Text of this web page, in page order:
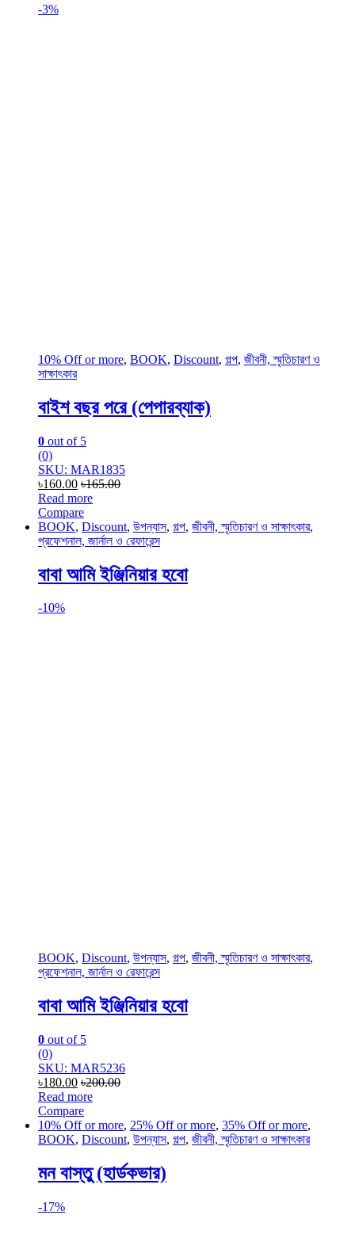
-3%
10% Off or more, BOOK, Discount, গল্প, জীবনী, স্মৃতিচারণ ও
সাক্ষাৎকার
বাইশ বছর পরে (পেপারব্যাক)
0 out of 5
(0)
SKU: MAR1835
৳160.00 ৳165.00
Read more
Compare
BOOK, Discount, উপন্যাস, গল্প, জীবনী, স্মৃতিচারণ ও সাক্ষাৎকার,
প্রফেশনাল, জার্নাল ও রেফারেন্স
বাবা আমি ইঞ্জিনিয়ার হবো
-10%
BOOK, Discount, উপন্যাস, গল্প, জীবনী, স্মৃতিচারণ ও সাক্ষাৎকার,
প্রফেশনাল, জার্নাল ও রেফারেন্স
বাবা আমি ইঞ্জিনিয়ার হবো
0 out of 5
(0)
SKU: MAR5236
৳180.00 ৳200.00
Read more
Compare
10% Off or more, 25% Off or more, 35% Off or more,
BOOK, Discount, উপন্যাস, গল্প, জীবনী, স্মৃতিচারণ ও সাক্ষাৎকার
মন বাস্তু (হার্ডকভার)
-17%